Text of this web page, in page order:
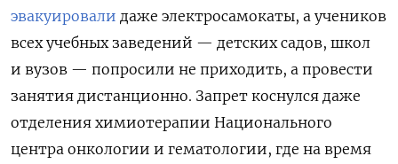
эвакуировали даже электросамокаты, а учеников
всех учебных заведений — детских садов, школ
и вузов — попросили не приходить, а провести
занятия дистанционно. Запрет коснулся даже
отделения химиотерапии Национального
центра онкологии и гематологии, где на время